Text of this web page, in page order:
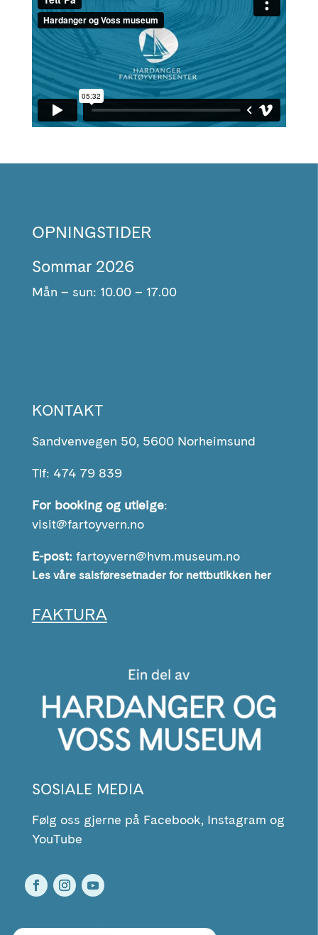
OPNINGSTIDER
Sommar 2026
Mån – sun: 10.00 – 17.00
KONTAKT
Sandvenvegen 50, 5600 Norheimsund
Tlf: 474 79 839
For booking og utleige:
visit@fartoyvern.no
E-post: fartoyvern@hvm.museum.no
Les våre salsføresetnader for nettbutikken her
FAKTURA
SOSIALE MEDIA
Følg oss gjerne på Facebook, Instagram og
YouTube